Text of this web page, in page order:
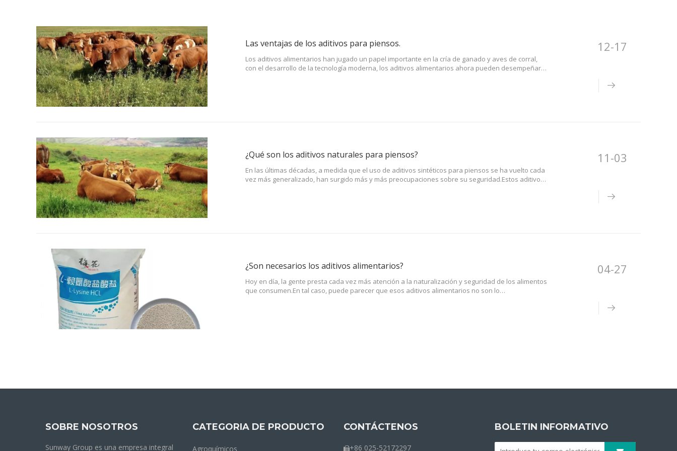
Las ventajas de los aditivos para piensos.
Los aditivos alimentarios han jugado un papel importante en la cría de ganado y aves de corral,
con el desarrollo de la tecnología moderna, los aditivos alimentarios ahora pueden desempeñar
12-17
¿Qué son los aditivos naturales para piensos?
En las últimas décadas, a medida que el uso de aditivos sintéticos para piensos se ha vuelto cada
vez más generalizado, han surgido más y más preocupaciones sobre su seguridad.Estos aditivos
11-03
¿Son necesarios los aditivos alimentarios?
Hoy en día, la gente presta cada vez más atención a la naturalización y seguridad de los alimentos
que consumen.En tal caso, puede parecer que esos aditivos alimentarios no son lo
04-27
SOBRE NOSOTROS
Sunway Group es una empresa integral
CATEGORIA DE PRODUCTO
Agroquímicos
CONTÁCTENOS
+86 025-52172297
BOLETIN INFORMATIVO